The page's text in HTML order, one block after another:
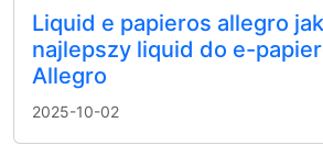
Liquid e papieros allegro
najlepszy liquid do e-
Allegro
2025-10-02